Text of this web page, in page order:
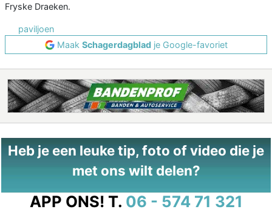
Fryske Draeken.
paviljoen
Maak Schagerdagbladje Google-favoriet
Heb je een leuke tip, foto of video die je
met ons wilt delen?
APP ONS! T. 06 - 574 71 321